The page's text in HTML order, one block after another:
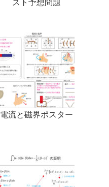
スト予想問題
電流と磁界ポスター